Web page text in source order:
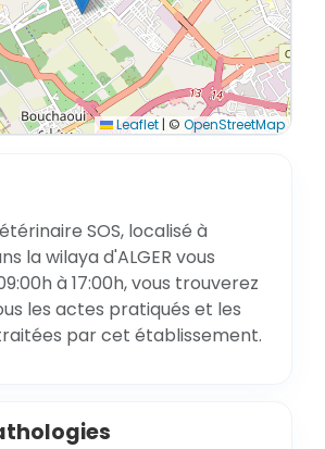
Leaflet | © OpenStreetMap
SOS, localisé à
la wilaya d'ALGER vous
à 17:00h, vous trouverez
les actes pratiqués et les
par cet établissement.